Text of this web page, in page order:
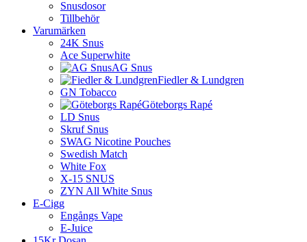
Snusdosor
Tillbehör
Varumärken
24K Snus
Ace Superwhite
AG Snus
Fiedler & Lundgren
GN Tobacco
Göteborgs Rapé
LD Snus
Skruf Snus
SWAG Nicotine Pouches
Swedish Match
White Fox
X-15 SNUS
ZYN All White Snus
E-Cigg
Engångs Vape
E-Juice